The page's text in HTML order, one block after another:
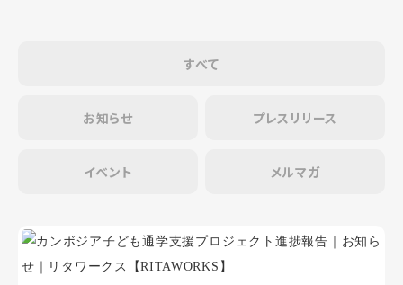
すべて
お知らせ プレスリリース
イベント メルマガ